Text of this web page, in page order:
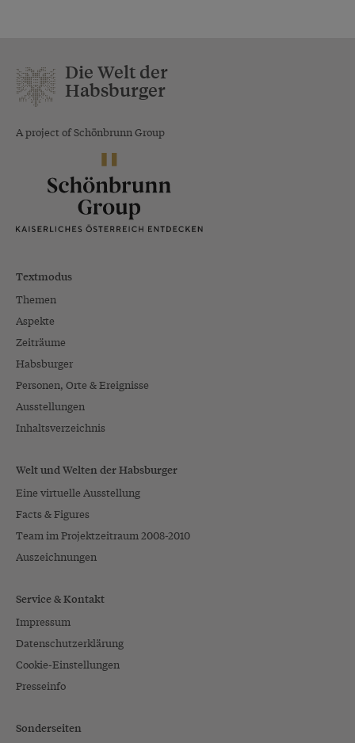
Die Welt der
Habsburger
A project of Schönbrunn Group
Textmodus
Themen
Aspekte
Zeiträume
Habsburger
Personen, Orte & Ereignisse
Ausstellungen
Inhaltsverzeichnis
Welt und Welten der Habsburger
Eine virtuelle Ausstellung
Facts & Figures
Team im Projektzeitraum 2008-2010
Auszeichnungen
Service & Kontakt
Impressum
Datenschutzerklärung
Cookie-Einstellungen
Presseinfo
Sonderseiten